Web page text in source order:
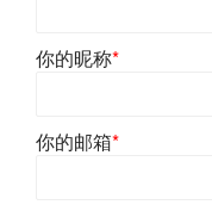
你的昵称*
你的邮箱*